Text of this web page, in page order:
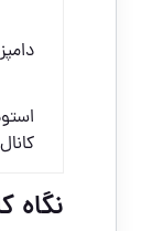
کانال
نگاه